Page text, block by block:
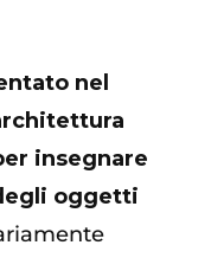
nel
insegnare
oggetti